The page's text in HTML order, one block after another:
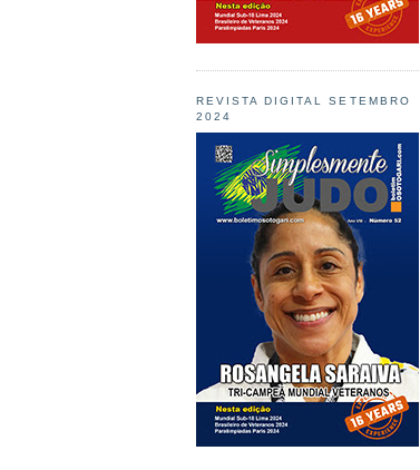
REVISTA DIGITAL SETEMBRO
2024